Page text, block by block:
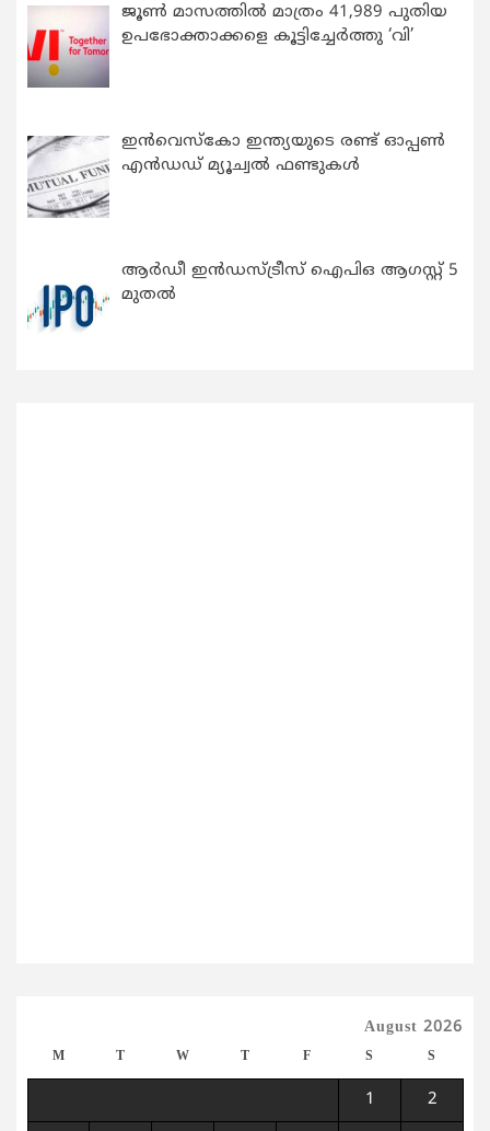
ജൂൺ മാസത്തിൽ മാത്രം 41,989 പുതിയ
ഉപഭോക്താക്കളെ കൂട്ടിച്ചേർത്തു ‘വി’
ഇന്‍വെസ്കോ ഇന്ത്യയുടെ രണ്ട് ഓപ്പണ്‍
എന്‍ഡഡ് മ്യൂച്വല്‍ ഫണ്ടുകള്‍
ആർഡീ ഇൻഡസ്ട്രീസ് ഐപിഒ ആഗസ്റ്റ് 5
മുതൽ
August 2026
M T W T F S S
1 2